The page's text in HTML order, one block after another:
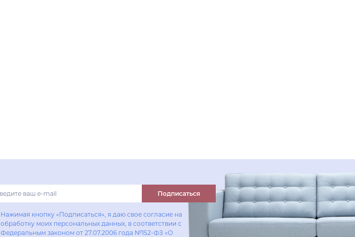
Подписаться
Нажимая кнопку «Подписаться», я даю свое согласие на
обработку моих персональных данных, в соответствии с
Федеральным законом от 27.07.2006 года №152-ФЗ «О